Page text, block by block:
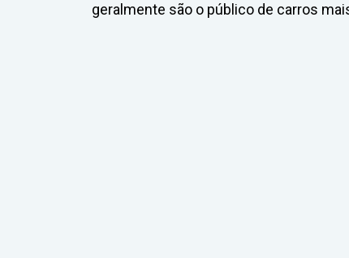
geralmente são o público de carros